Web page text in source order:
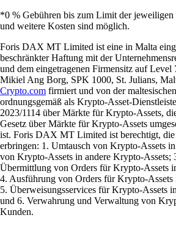
*0 % Gebühren bis zum Limit der
und weitere Kosten sind möglich.
Foris DAX MT Limited ist eine in Malta
beschränkter Haftung mit der
und dem eingetragenen Firmensitz auf Level
Mikiel Ang Borg, SPK 1000, St. Julians,
Crypto.com firmiert und von der
ordnungsgemäß als Krypto-Asset-
2023/1114 über Märkte für Krypto-Assets,
Gesetz über Märkte für Krypto-Assets
ist. Foris DAX MT Limited ist berechtigt, die
erbringen: 1. Umtausch von Krypto-Assets
von Krypto-Assets in andere Krypto-Assets;
Übermittlung von Orders für Krypto-Assets
4. Ausführung von Orders für Krypto-
5. Überweisungsservices für Krypto-Assets
und 6. Verwahrung und Verwaltung von
Kunden.